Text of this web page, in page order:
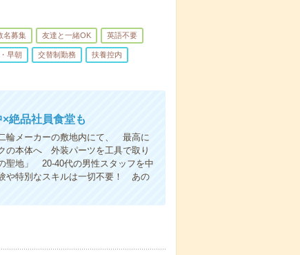
名募集 友達と一緒OK 英語不要
早朝 交替制勤務 扶養控内
絶品社員食堂も
輪メーカーの敷地内にて、 最高に
の本体へ 外装パーツを工具で取り
地」 20-40代の男性スタッフを中
や特別なスキルは一切不要！ あの